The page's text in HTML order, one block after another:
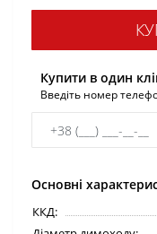
Основні
ККД:
Купити в один
Введіть номер